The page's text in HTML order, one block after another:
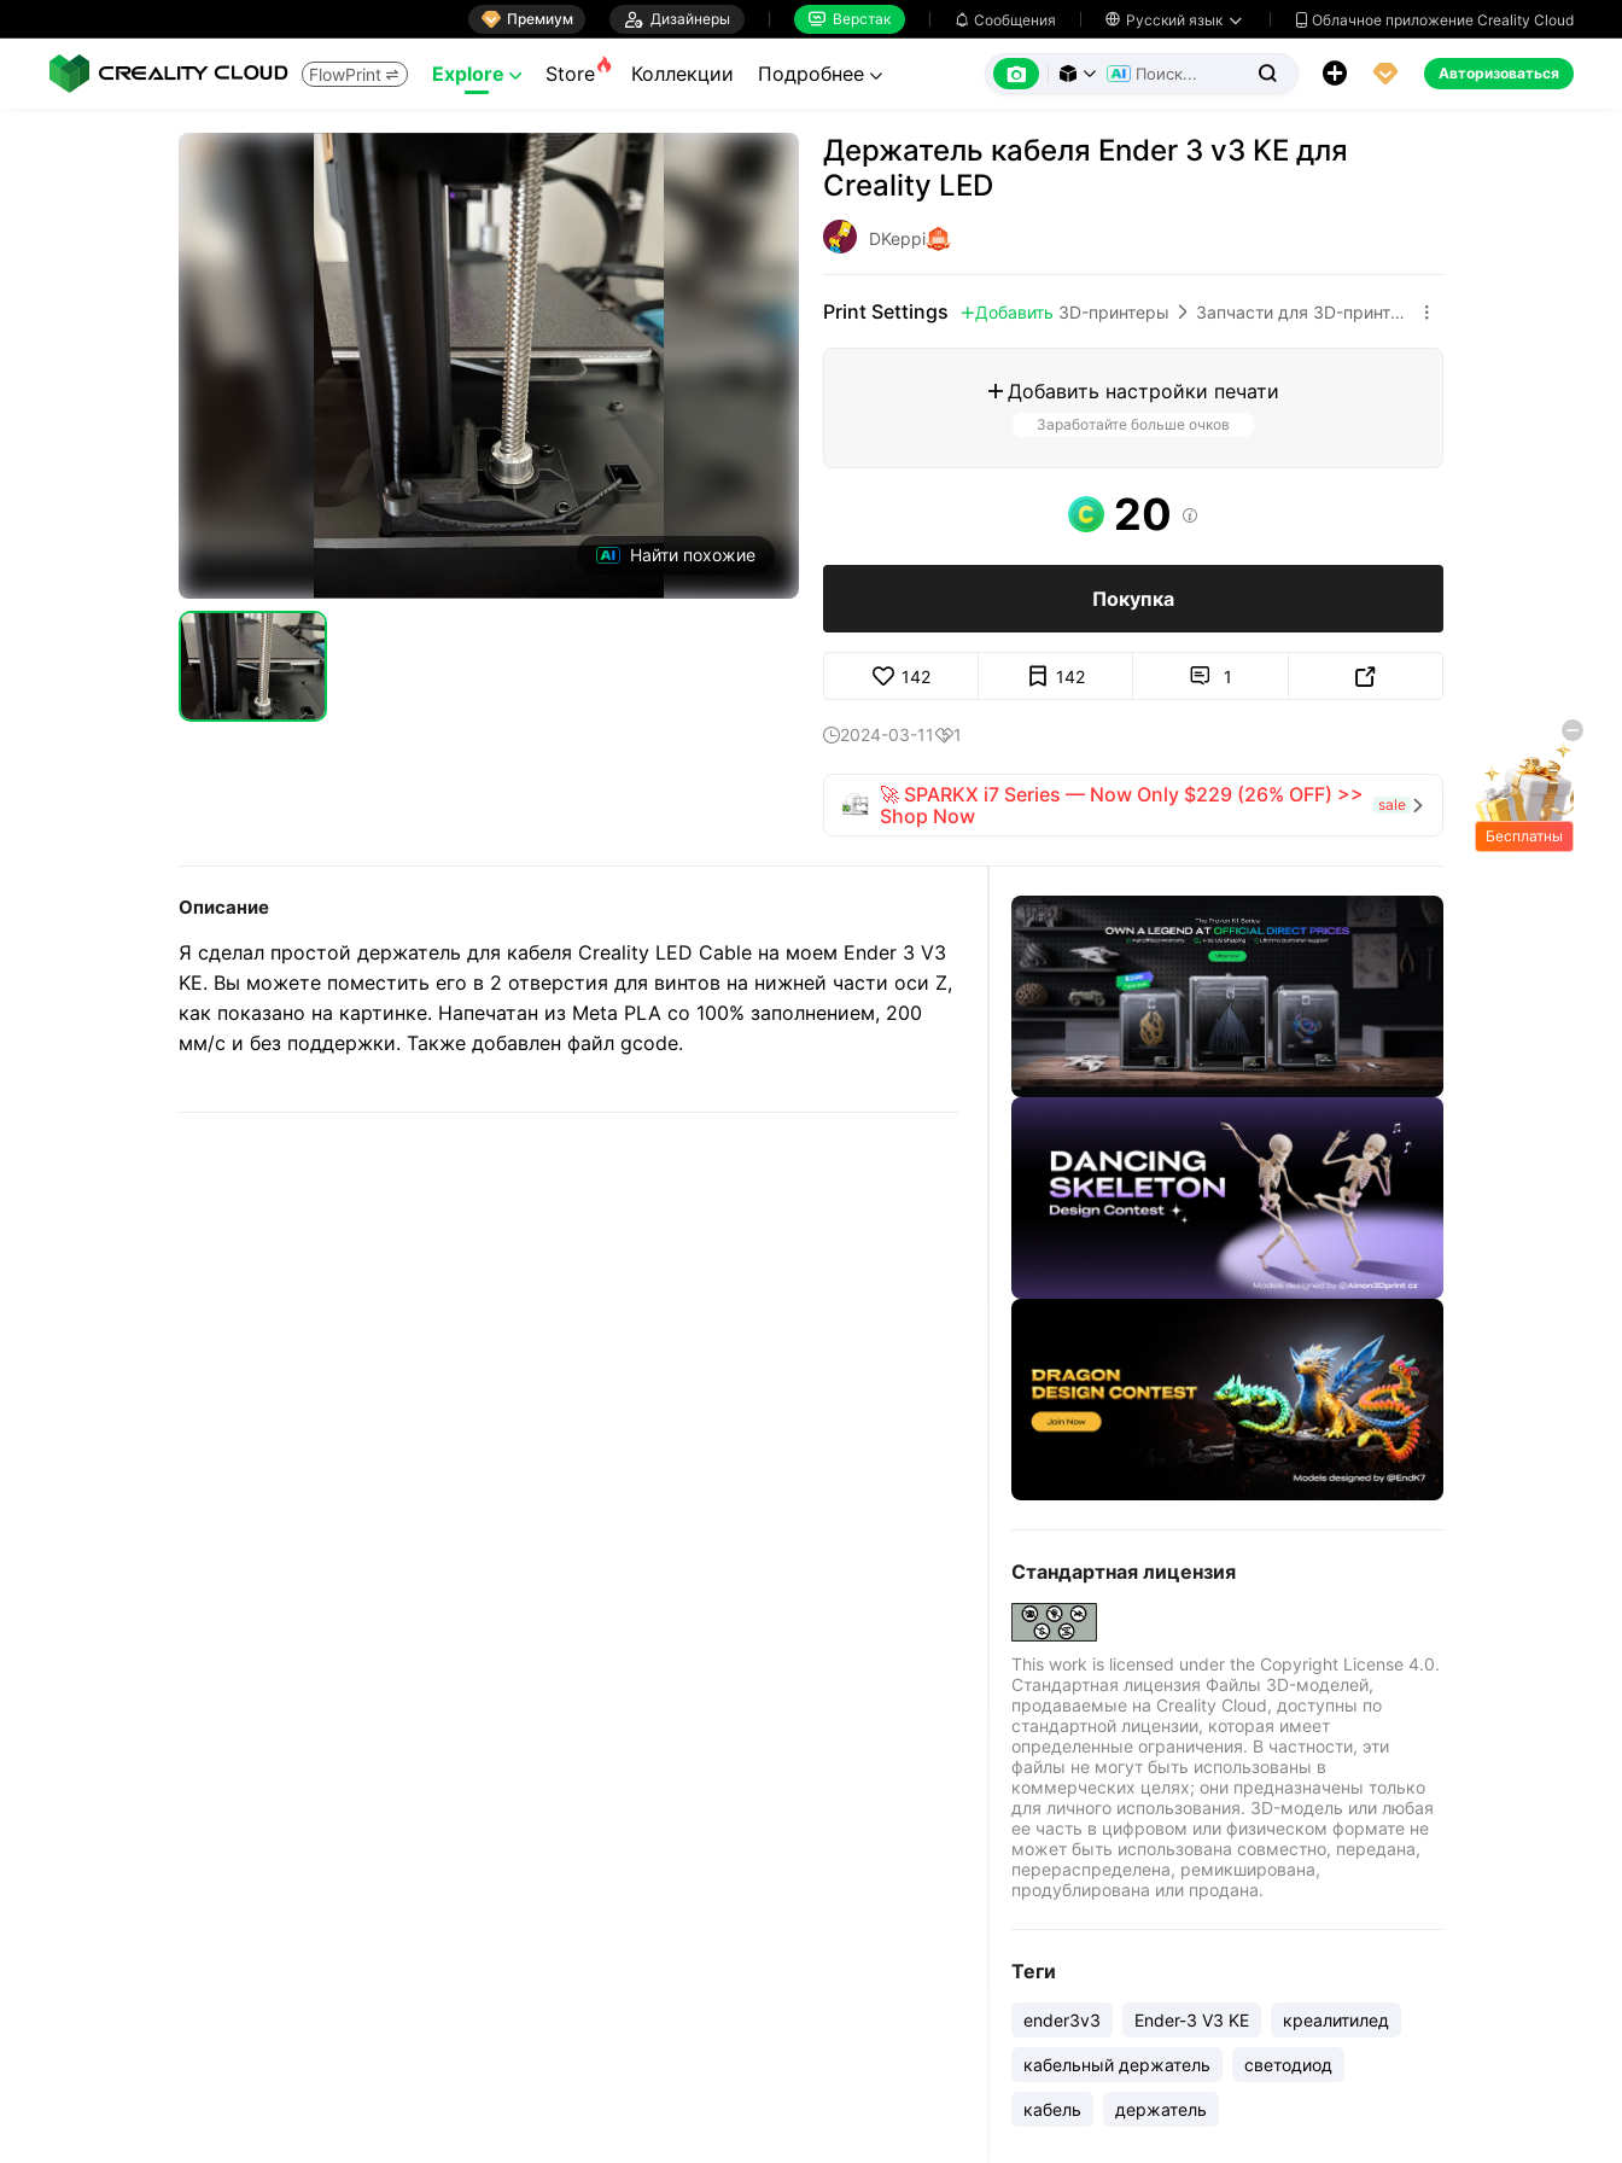
 Премиум  Дизайнеры  Верстак  Сообщения  Русский язык   Облачное приложение Creality Cloud
FlowPrint  Explore  Store Коллекции Подробнее        Авторизоваться
Найти похожие
Держатель кабеля Ender 3 v3 KE для
Creality LED
DKeppi
Print Settings  Добавить 3D-принтеры  Запчасти для 3D-принтеров 
 Добавить настройки печати
Заработайте больше очков
20 
Покупка
142 142  1 
2024-03-111
🚀 SPARKX i7 Series — Now Only $229 (26% OFF) >>
Shop Now
sale 
Описание
Я сделал простой держатель для кабеля Creality LED Cable на моем Ender 3 V3
KE. Вы можете поместить его в 2 отверстия для винтов на нижней части оси Z,
как показано на картинке. Напечатан из Meta PLA со 100% заполнением, 200
мм/с и без поддержки. Также добавлен файл gcode.
Стандартная лицензия
This work is licensed under the Copyright License 4.0.
Стандартная лицензия Файлы 3D-моделей,
продаваемые на Creality Cloud, доступны по
стандартной лицензии, которая имеет
определенные ограничения. В частности, эти
файлы не могут быть использованы в
коммерческих целях; они предназначены только
для личного использования. 3D-модель или любая
ее часть в цифровом или физическом формате не
может быть использована совместно, передана,
перераспределена, ремикширована,
продублирована или продана.
Теги
ender3v3 Ender-3 V3 KE креалитилед
кабельный держатель светодиод
кабель держатель
Бесплатны